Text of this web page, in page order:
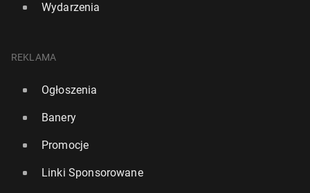
Wydarzenia
REKLAMA
Ogłoszenia
Banery
Promocje
Linki Sponsorowane